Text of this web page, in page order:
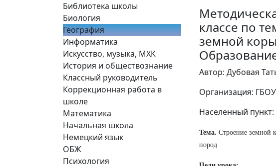
Библиотека школы
Биология
География
Информатика
Искусство, музыка, МХК
История и обществознание
Классный руководитель
Коррекционная работа в
школе
Математика
Начальная школа
Немецкий язык
ОБЖ
Психология
классе по
земной
Автор: Дубовая
Организация:
Населенный
Тема. Строение земной
пород